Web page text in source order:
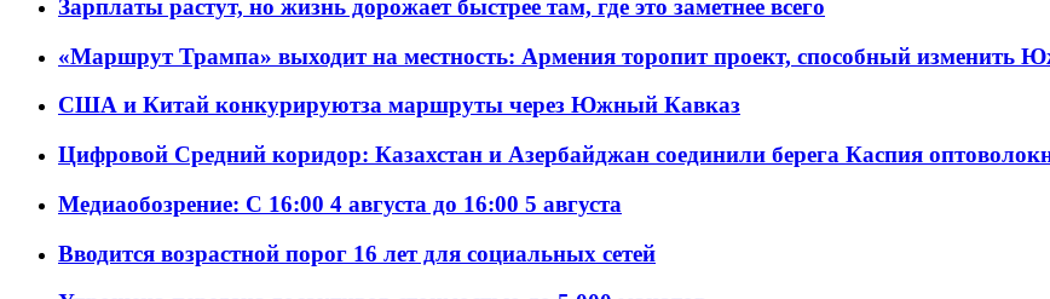
Зарплаты растут, но жизнь дорожает быстрее там, где это заметнее всего
«Маршрут Трампа» выходит на местность: Армения торопит проект, способный изменить
США и Китай конкурируютза маршруты через Южный Кавказ
Цифровой Средний коридор: Казахстан и Азербайджан соединили берега Каспия
Медиаобозрение: С 16:00 4 августа до 16:00 5 августа
Вводится возрастной порог 16 лет для социальных сетей